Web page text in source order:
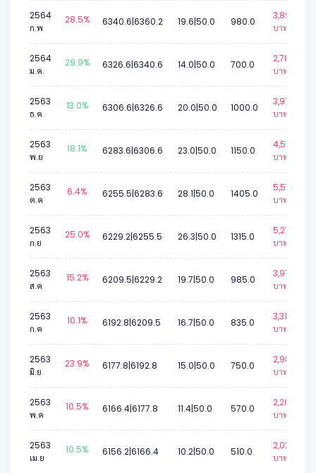
2564
ก.พ
28.5% 6340.6|6360.2 19.6|50.0 980.0
3,890
บาท.
2564
ม.ค.
29.9% 6326.6|6340.6 14.0|50.0 700.0
2,782
บาท.
2563
ธ.ค
13.0% 6306.6|6326.6 20.0|50.0 1000.0
3,970
บาท.
2563
พ.ย
18.1% 6283.6|6306.6 23.0|50.0 1150.0
4,564
บาท.
2563
ต.ค
6.4% 6255.5|6283.6 28.1|50.0 1405.0
5,573
บาท.
2563
ก.ย
25.0% 6229.2|6255.5 26.3|50.0 1315.0
5,217
บาท.
2563
ส.ค
15.2% 6209.5|6229.2 19.7|50.0 985.0
3,910
บาท.
2563
ก.ค
10.1% 6192.8|6209.5 16.7|50.0 835.0
3,316
บาท.
2563
มิ.ย
23.9% 6177.8|6192.8 15.0|50.0 750.0
2,980
บาท.
2563
พ.ค
10.5% 6166.4|6177.8 11.4|50.0 570.0
2,267
บาท.
2563
เม.ย
10.5% 6156.2|6166.4 10.2|50.0 510.0
2,029
บาท.